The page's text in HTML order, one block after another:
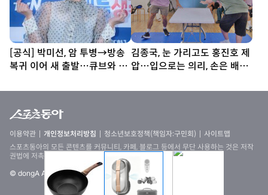
[공식] 박미선, 암 투병→방송
복귀 이어 새 출발…큐브와 6
김종국, 눈 가리고도 홍진호 제
압…입으로는 의리, 손은 배신
이용약관 개인정보처리방침 청소년보호정책(책임자:구민회)
사이트맵
스포츠동아의 모든 콘텐츠를 커뮤니티, 카페, 블로그 등에서 무단 사용하는 것은 저작
권법에 저촉되며, 법적 제재를 받을 수 있습니다
© dongA All rights reserved